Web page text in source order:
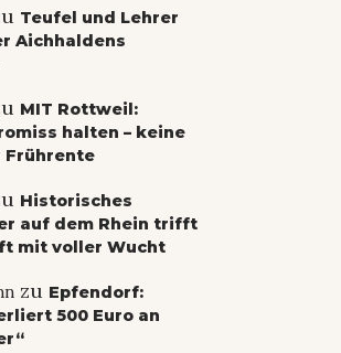
Teufel und Lehrer
Aichhaldens
MIT Rottweil:
halten – keine
Frührente
Historisches
auf dem Rhein trifft
mit voller Wucht
zu Epfendorf:
500 Euro an